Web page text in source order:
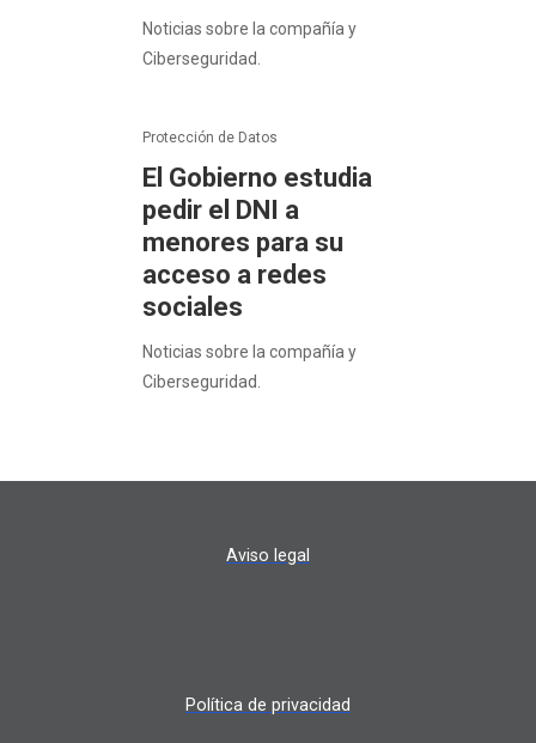
Noticias sobre la compañía y
Ciberseguridad.
Protección de Datos
El Gobierno estudia
pedir el DNI a
menores para su
acceso a redes
sociales
Noticias sobre la compañía y
Ciberseguridad.
Aviso legal
Política de privacidad